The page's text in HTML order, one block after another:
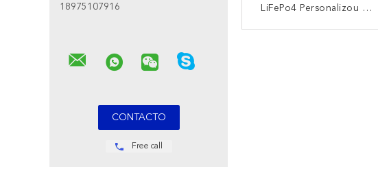
18975107916
Free call
LiFePo4 Personalizou O